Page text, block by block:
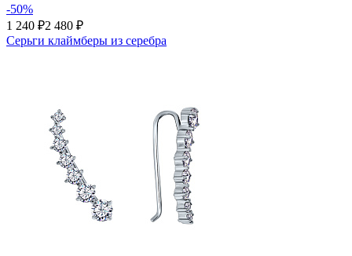
-50%
1 240 ₽2 480 ₽
Серьги клаймберы из серебра